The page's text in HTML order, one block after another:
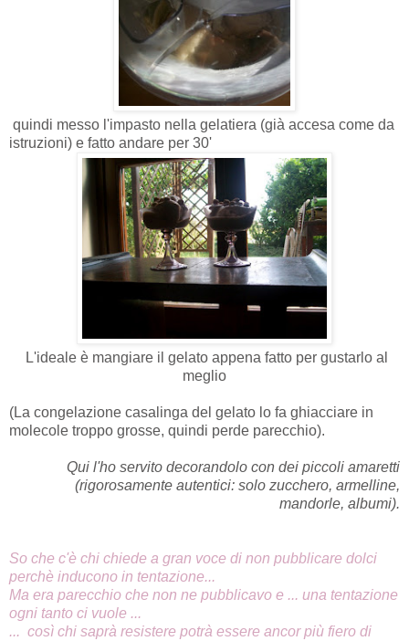
quindi messo l'impasto nella gelatiera (già accesa come da
istruzioni) e fatto andare per 30'
L'ideale è mangiare il gelato appena fatto per gustarlo al
meglio
(La congelazione casalinga del gelato lo fa ghiacciare in
molecole troppo grosse, quindi perde parecchio).
Qui l'ho servito decorandolo con dei piccoli amaretti
(rigorosamente autentici: solo zucchero, armelline,
mandorle, albumi).
So che c'è chi chiede a gran voce di non pubblicare dolci
perchè inducono in tentazione...
Ma era parecchio che non ne pubblicavo e ... una tentazione
ogni tanto ci vuole ...
... così chi saprà resistere potrà essere ancor più fiero di